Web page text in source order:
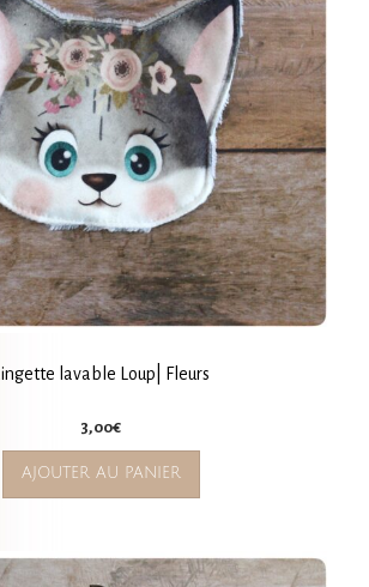
Lingette lavable Loup| Fleurs
3,00€
AJOUTER AU PANIER